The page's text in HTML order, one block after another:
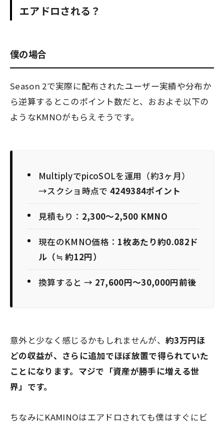
エアドロされる？
僕の場合
Season 2で実際に配布されたユーザー実績や分布か
ら逆算するとこのポイント数だと、おおよそ以下の
ようなKMNOがもらえそうです。
MultiplyでpicoSOLを運用（約3ヶ月）
→スクショ時点で4249384ポイント
見積もり： 2,300〜2,500 KMNO
現在のKMNO価格： 1枚あたり約0.082ド
ル（≒ 約12円）
換算すると → 27,600円〜30,000円前後
意外と少なく感じるかもしれませんが、約3万円ほ
どの収益が、さらに追加でほぼ放置で得られていた
ことになります。 マジで「資産が勝手に増える世
界」です。
ちなみにKAMINOはエアドロされても僕はすぐにビ